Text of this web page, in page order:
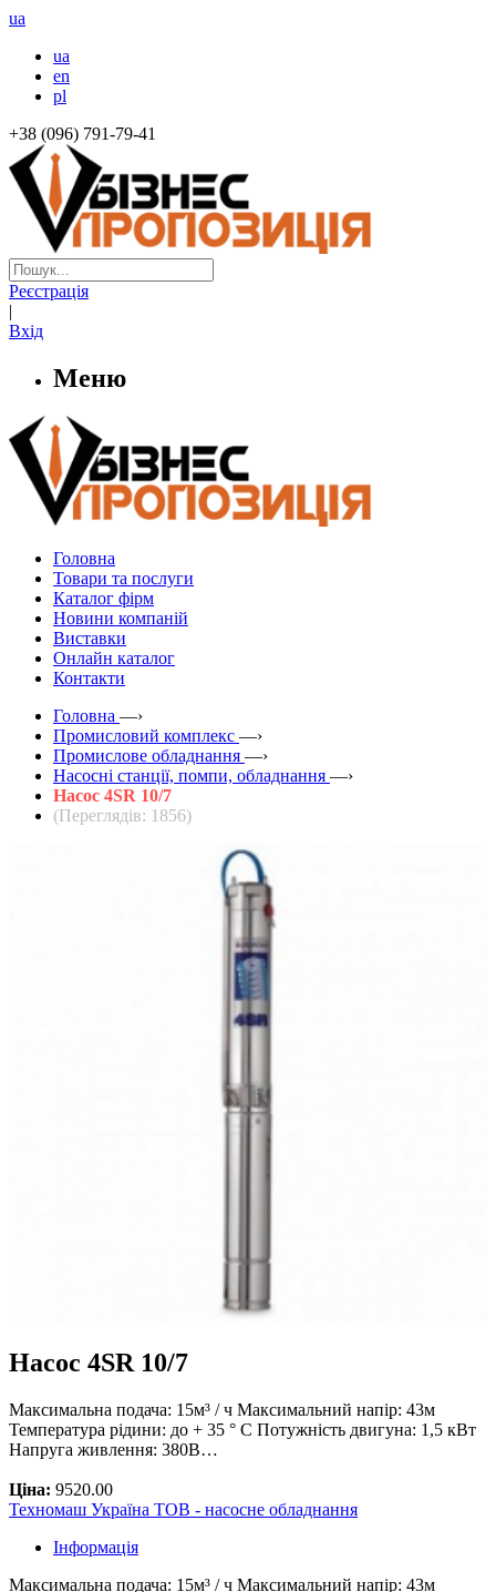
ua
ua
en
pl
+38 (096) 791-79-41
Реєстрація
|
Вхід
Меню
Головна
Товари та послуги
Каталог фірм
Новини компаній
Виставки
Онлайн каталог
Контакти
Головна —›
Промисловий комплекс —›
Промислове обладнання —›
Насосні станції, помпи, обладнання —›
Насос 4SR 10/7
(Переглядів: 1856)
Насос 4SR 10/7
Максимальна подача: 15м³ / ч Максимальний напір: 43м
Температура рідини: до + 35 ° С Потужність двигуна: 1,5 кВт
Напруга живлення: 380В…
Ціна: 9520.00
Техномаш Україна ТОВ - насосне обладнання
Інформація
Максимальна подача: 15м³ / ч Максимальний напір: 43м